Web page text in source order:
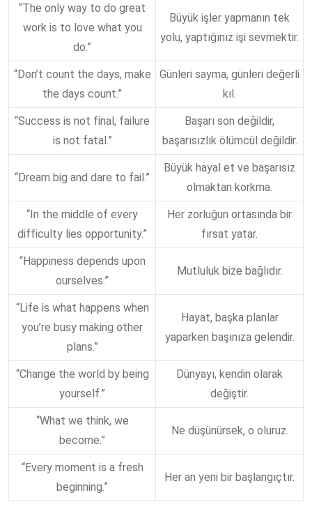
“The only way to do great
work is to love what you
do.”
Büyük işler yapmanın tek
yolu, yaptığınız işi sevmektir.
“Don’t count the days, make
the days count.”
Günleri sayma, günleri değerli
kıl.
“Success is not final, failure
is not fatal.”
Başarı son değildir,
başarısızlık ölümcül değildir.
“Dream big and dare to fail.”
Büyük hayal et ve başarısız
olmaktan korkma.
“In the middle of every
difficulty lies opportunity.”
Her zorluğun ortasında bir
fırsat yatar.
“Happiness depends upon
ourselves.”
Mutluluk bize bağlıdır.
“Life is what happens when
you’re busy making other
plans.”
Hayat, başka planlar
yaparken başınıza gelendir.
“Change the world by being
yourself.”
Dünyayı, kendin olarak
değiştir.
“What we think, we
become.”
Ne düşünürsek, o oluruz.
“Every moment is a fresh
beginning.”
Her an yeni bir başlangıçtır.